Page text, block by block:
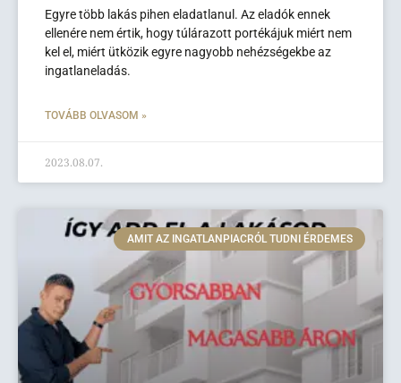
Egyre több lakás pihen eladatlanul. Az eladók ennek
ellenére nem értik, hogy túlárazott portékájuk miért nem
kel el, miért ütközik egyre nagyobb nehézségekbe az
ingatlaneladás.
TOVÁBB OLVASOM »
2023.08.07.
AMIT AZ INGATLANPIACRÓL TUDNI ÉRDEMES